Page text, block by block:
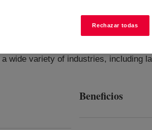
wide variety of industries, including
Beneficios
Rechazar todas